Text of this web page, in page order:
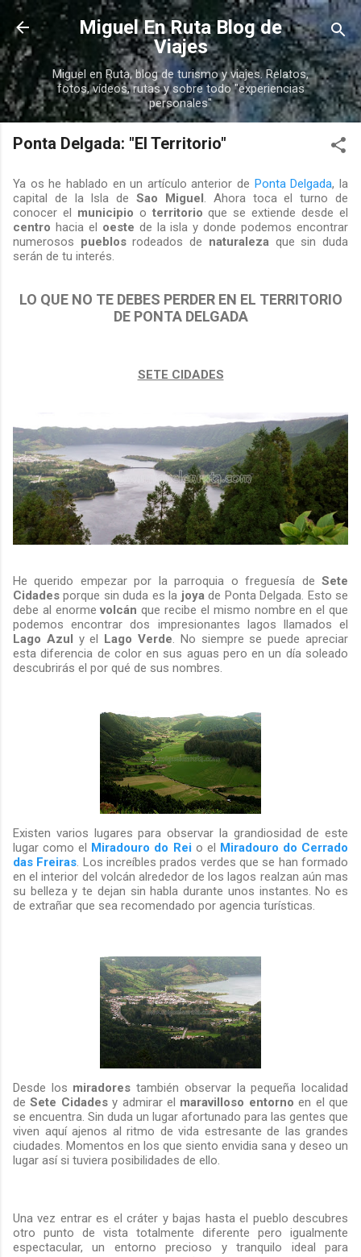
Ir al contenido principal
Miguel En Ruta Blog de
Viajes
Miguel en Ruta, blog de turismo y viajes. Relatos,
fotos, vídeos, rutas y sobre todo "experiencias
personales"
Ponta Delgada: "El Territorio"
Ya os he hablado en un artículo anterior de Ponta Delgada, la
capital de la Isla deSao Miguel . Ahora toca el turno de
conocer el municipio o territorio que se extiende desde el
centro hacia el oeste de la isla y donde podemos encontrar
numerosos pueblosrodeados de naturaleza que sin duda
serán de tu interés.
LO QUE NO TE DEBES PERDER EN EL TERRITORIO
DE PONTA DELGADA
SETE CIDADES
He querido empezar por la parroquia o freguesía de Sete
Cidades porque sin duda es la joyade Ponta Delgada. Esto se
debe al enormevolcán que recibe el mismo nombre en el que
podemos encontrar dos impresionantes lagos llamados el
Lago Azul y el Lago Verde. No siempre se puede apreciar
esta diferencia de color en sus aguas pero en un día soleado
descubrirás el por qué de sus nombres.
Existen varios lugares para observar la grandiosidad de este
lugar como el Miradouro do Reio el Miradouro do Cerrado
das Freiras. Los increíbles prados verdes que se han formado
en el interior del volcán alrededor de los lagos realzan aún mas
su belleza y te dejan sin habla durante unos instantes. No es
de extrañar que sea recomendado por agencia turísticas.
Desde los miradores también observar la pequeña localidad
deSete Cidadesy admirar el maravilloso entorno en el que
se encuentra. Sin duda un lugar afortunado para las gentes que
viven aquí ajenos al ritmo de vida estresante de las grandes
ciudades. Momentos en los que siento envidia sana y deseo un
lugar así si tuviera posibilidades de ello.
Una vez entrar es el cráter y bajas hasta el pueblo descubres
otro punto de vista totalmente diferente pero igualmente
espectacular, un entorno precioso y tranquilo ideal para